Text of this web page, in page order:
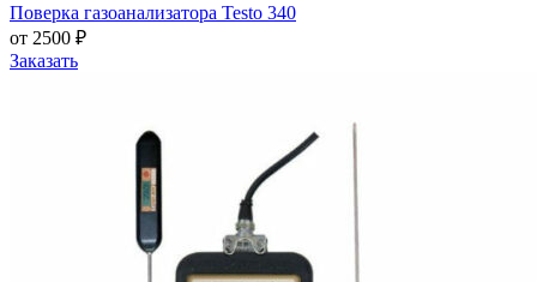
Поверка газоанализатора Testo 340
от 2500 ₽
Заказать